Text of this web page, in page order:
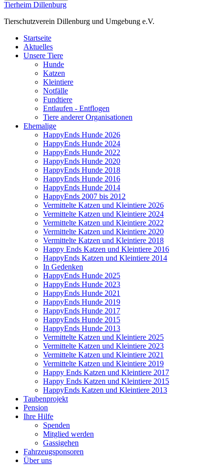
Tierheim Dillenburg
Tierschutzverein Dillenburg und Umgebung e.V.
Startseite
Aktuelles
Unsere Tiere
Hunde
Katzen
Kleintiere
Notfälle
Fundtiere
Entlaufen - Entflogen
Tiere anderer Organisationen
Ehemalige
HappyEnds Hunde 2026
HappyEnds Hunde 2024
HappyEnds Hunde 2022
HappyEnds Hunde 2020
HappyEnds Hunde 2018
HappyEnds Hunde 2016
HappyEnds Hunde 2014
HappyEnds 2007 bis 2012
Vermittelte Katzen und Kleintiere 2026
Vermittelte Katzen und Kleintiere 2024
Vermittelte Katzen und Kleintiere 2022
Vermittelte Katzen und Kleintiere 2020
Vermittelte Katzen und Kleintiere 2018
Happy Ends Katzen und Kleintiere 2016
HappyEnds Katzen und Kleintiere 2014
In Gedenken
HappyEnds Hunde 2025
HappyEnds Hunde 2023
HappyEnds Hunde 2021
HappyEnds Hunde 2019
HappyEnds Hunde 2017
HappyEnds Hunde 2015
HappyEnds Hunde 2013
Vermittelte Katzen und Kleintiere 2025
Vermittelte Katzen und Kleintiere 2023
Vermittelte Katzen und Kleintiere 2021
Vermittelte Katzen und Kleintiere 2019
Happy Ends Katzen und Kleintiere 2017
Happy Ends Katzen und Kleintiere 2015
HappyEnds Katzen und Kleintiere 2013
Taubenprojekt
Pension
Ihre Hilfe
Spenden
Mitglied werden
Gassigehen
Fahrzeugsponsoren
Über uns